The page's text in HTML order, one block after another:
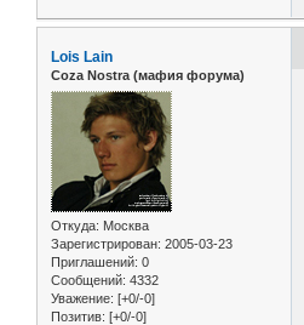
Lois Lain
Coza Nostra (мафия форума)
Откуда: Москва
Зарегистрирован: 2005-03-23
Приглашений: 0
Сообщений: 4332
Уважение: [+0/-0]
Позитив: [+0/-0]